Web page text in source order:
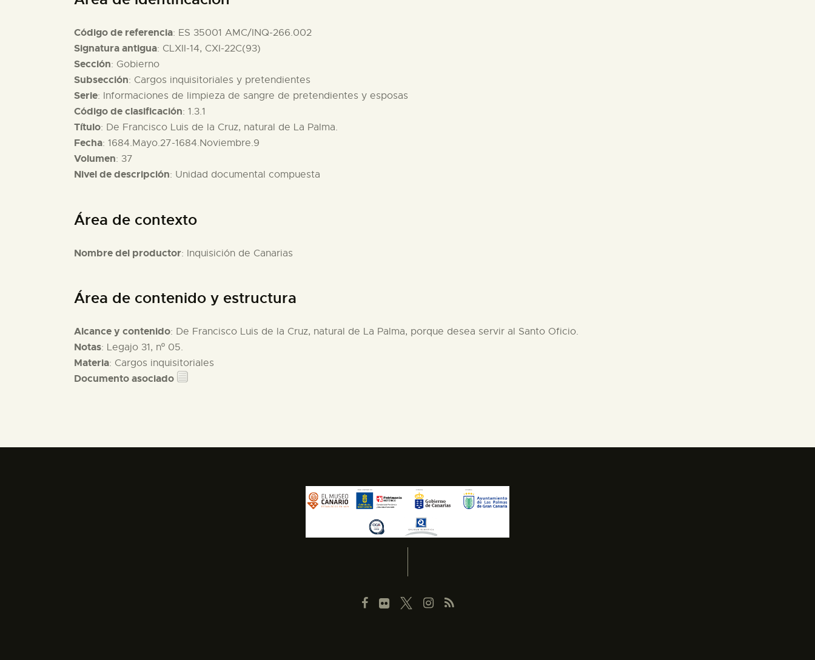
ESPAÑOL
Código de referencia: ES 35001 AMC/INQ-266.002
Signatura antigua: CLXII-14, CXI-22C(93)
Sección: Gobierno
Subsección: Cargos inquisitoriales y pretendientes
Serie: Informaciones de limpieza de sangre de pretendientes y esposas
Código de clasificación: 1.3.1
Título: De Francisco Luis de la Cruz, natural de La Palma.
Fecha: 1684.Mayo.27-1684.Noviembre.9
Volumen: 37
Nivel de descripción: Unidad documental compuesta
Área de contexto
Nombre del productor: Inquisición de Canarias
Área de contenido y estructura
Alcance y contenido: De Francisco Luis de la Cruz, natural de La Palma, porque desea servir al Santo Oficio.
Notas: Legajo 31, nº 05.
Materia: Cargos inquisitoriales
Documento asociado